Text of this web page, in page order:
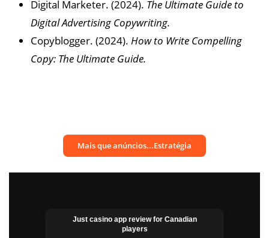
Digital Marketer. (2024). The Ultimate Guide to
Digital Advertising Copywriting.
Copyblogger. (2024). How to Write Compelling
Copy: The Ultimate Guide.
Mais que anúncios...Estratégia
Just casino app​ review for Canadian
players